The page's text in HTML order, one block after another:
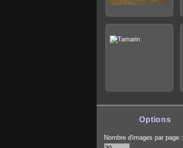
Options
Nombre d'images par page :